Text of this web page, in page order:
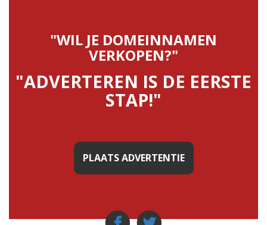
"WIL JE DOMEINNAMEN
VERKOPEN?"
"ADVERTEREN IS DE EERSTE
STAP!"
PLAATS ADVERTENTIE